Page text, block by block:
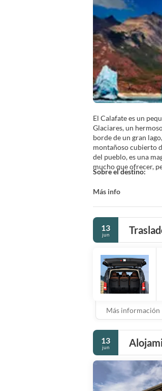
Sobre el destino:
El Calafate es un
Glaciares, un
borde de un gran
montañoso cubierto
del pueblo, es una
mucho que ofrecer,
Más info
13
jun
Más información
13
jun